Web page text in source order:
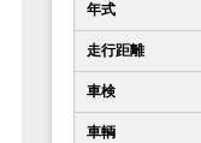
年式
走行距離
車検
車輌